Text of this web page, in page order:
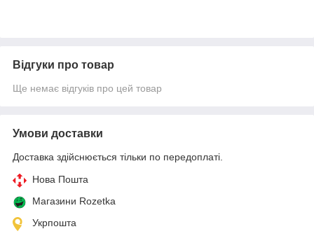
Відгуки про товар
Ще немає відгуків про цей товар
Умови доставки
Доставка здійснюється тільки по передоплаті.
Нова Пошта
Магазини Rozetka
Укрпошта